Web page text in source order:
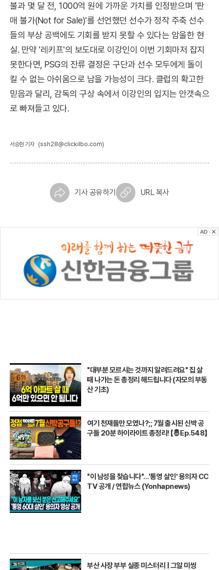
불과 몇 달 전, 1000억 원에 가까운 가치를 인정받으며 '판
매 불가(Not for Sale)'를 선언했던 선수가 정작 주축 선수
들의 부상 공백에도 기회를 받지 못할 수 있다는 암울한 현
실. 만약 '레키프'의 보도대로 이강인이 이번 기회마저 잡지
못한다면, PSG의 잔류 결정은 구단과 선수 모두에게 돌이
킬 수 없는 아쉬움으로 남을 가능성이 크다. 클럽의 확고한
믿음과 달리, 감독의 구상 속에서 이강인의 입지는 안갯속으
로 빠져들고 있다.
서승현 기자 (ssh28@clickilbo.com)
기사 공유하기 URL 복사
"대부분 모르시는 것까지 알려드려요" 집 살
때 나가는 돈 총정리 해드립니다 (자모의 부동
산 기초)
여기 천재들만 모였나?;; 7월 출시된 신박 공
구들 20분 하이라이트 총정리! 【🤴Ep.548】
"이 남성을 찾습니다"…'통영 살인' 용의자 CC
TV 공개 / 연합뉴스 (Yonhapnews)
부산 사장 부부 실종 미스터리 | 그알 미씽